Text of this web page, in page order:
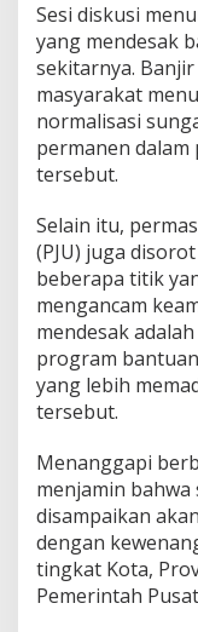
Sesi diskusi
yang mendesak
sekitarnya.
masyarakat
normalisasi
permanen dalam
tersebut.
Selain itu,
(PJU) juga
beberapa titik
mengancam
mendesak
program
yang lebih
tersebut.
Menanggapi
menjamin
disampaikan
dengan
tingkat Kota,
Pemerintah